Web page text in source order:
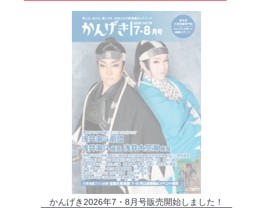
かんげき2026年7・8月号販売開始しました！